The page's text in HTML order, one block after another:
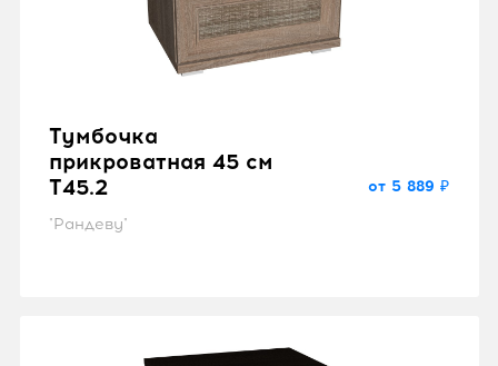
Тумбочка
прикроватная 45 см
T45.2
"Рандеву"
от 5 889 ₽